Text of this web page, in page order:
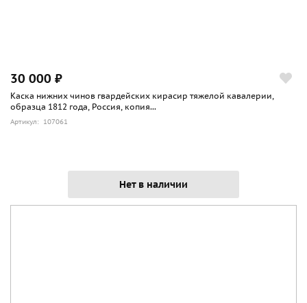
30 000 ₽
Каска нижних чинов гвардейских кирасир тяжелой кавалерии,
образца 1812 года, Россия, копия...
Артикул: 107061
Нет в наличии